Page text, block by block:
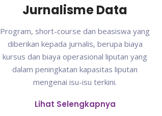
Jurnalisme Data
Program, short-course dan beasiswa yang
diberikan kepada jurnalis, berupa biaya
kursus dan biaya operasional liputan yang
dalam peningkatan kapasitas liputan
mengenai isu-isu terkini.
Lihat Selengkapnya